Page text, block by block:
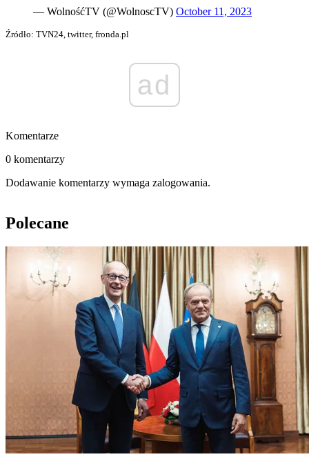
— WolnośćTV (@WolnoscTV) October 11, 2023
Źródło: TVN24, twitter, fronda.pl
ad
Komentarze
0 komentarzy
Dodawanie komentarzy wymaga zalogowania.
Polecane